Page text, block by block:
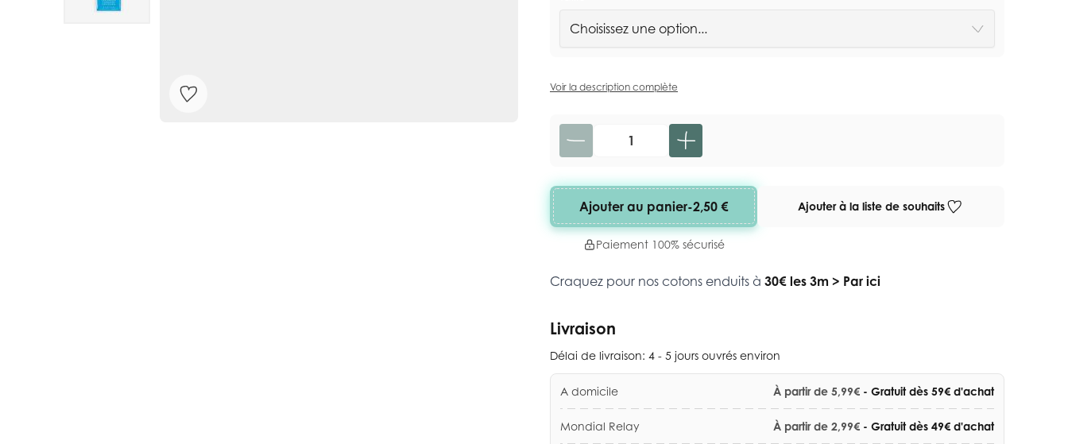
Voir la description complète
Quantité
Ajouter au panier-2,50 €
Paiement 100% sécurisé
Ajouter à la liste de souhaits
Craquez pour nos cotons enduits à 30€ les 3m > Par ici
Livraison
Délai de livraison: 4 - 5 jours ouvrés environ
A domicile À partir de 5,99€ - Gratuit dès 59€ d'achat
Mondial Relay À partir de 2,99€ - Gratuit dès 49€ d'achat